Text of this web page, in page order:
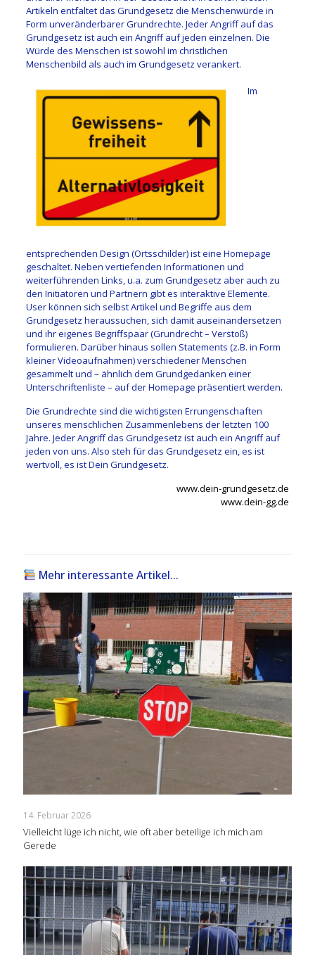
Artikeln entfaltet das Grundgesetz die Menschenwürde in
Form unveränderbarer Grundrechte. Jeder Angriff auf das
Grundgesetz ist auch ein Angriff auf jeden einzelnen. Die
Würde des Menschen ist sowohl im christlichen
Menschenbild als auch im Grundgesetz verankert.
Im
entsprechenden Design (Ortsschilder) ist eine Homepage
geschaltet. Neben vertiefenden Informationen und
weiterführenden Links, u.a. zum Grundgesetz aber auch zu
den Initiatoren und Partnern gibt es interaktive Elemente.
User können sich selbst Artikel und Begriffe aus dem
Grundgesetz heraussuchen, sich damit auseinandersetzen
und ihr eigenes Begriffspaar (Grundrecht – Verstoß)
formulieren. Darüber hinaus sollen Statements (z.B. in Form
kleiner Videoaufnahmen) verschiedener Menschen
gesammelt und – ähnlich dem Grundgedanken einer
Unterschriftenliste – auf der Homepage präsentiert werden.
Die Grundrechte sind die wichtigsten Errungenschaften
unseres menschlichen Zusammenlebens der letzten 100
Jahre. Jeder Angriff das Grundgesetz ist auch ein Angriff auf
jeden von uns. Also steh für das Grundgesetz ein, es ist
wertvoll, es ist Dein Grundgesetz.
www.dein-grundgesetz.de
www.dein-gg.de
Mehr interessante Artikel...
14. Februar 2026
Vielleicht lüge ich nicht, wie oft aber beteilige ich mich am
Gerede